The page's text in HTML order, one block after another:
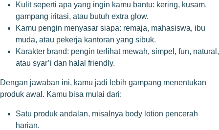
Kulit seperti apa yang ingin kamu bantu: kering, kusam,
gampang iritasi, atau butuh extra glow.
Kamu pengin menyasar siapa: remaja, mahasiswa, ibu
muda, atau pekerja kantoran yang sibuk.
Karakter brand: pengin terlihat mewah, simpel, fun, natural,
atau syar’i dan halal friendly.
Dengan jawaban ini, kamu jadi lebih gampang menentukan
produk awal. Kamu bisa mulai dari:
Satu produk andalan, misalnya body lotion pencerah
harian.